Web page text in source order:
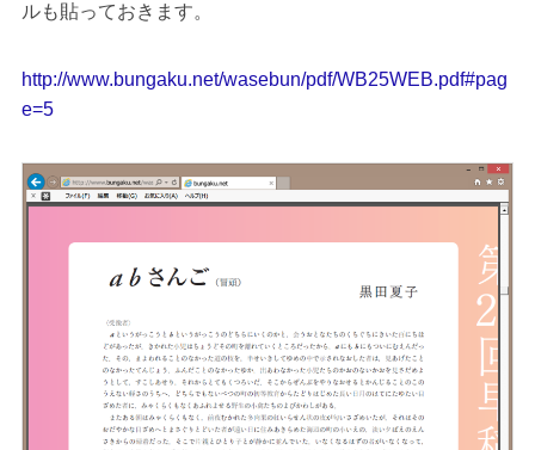
ルも貼っておきます。
http://www.bungaku.net/wasebun/pdf/WB25WEB.pdf#pag
e=5